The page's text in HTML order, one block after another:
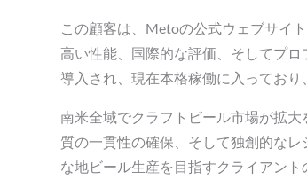
この顧客は、Metoの公式ウェブサイ
高い性能、国際的な評価、そしてプ
導入され、現在本格稼働に入ってお
南米全域でクラフトビール市場が拡
質の一貫性の確保、そして独創的な
な地ビール生産を目指すクライアント